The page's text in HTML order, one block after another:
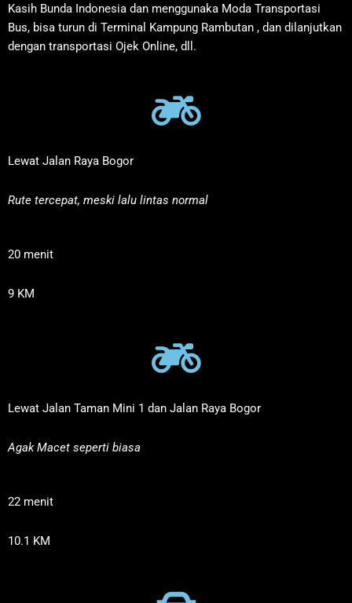
Kasih Bunda Indonesia dan menggunaka Moda Transportasi
Bus, bisa turun di Terminal Kampung Rambutan , dan dilanjutkan
dengan transportasi Ojek Online, dll.
Lewat Jalan Raya Bogor
Rute tercepat, meski lalu lintas normal
20 menit
9 KM
Lewat Jalan Taman Mini 1 dan Jalan Raya Bogor
Agak Macet seperti biasa
22 menit
10.1 KM